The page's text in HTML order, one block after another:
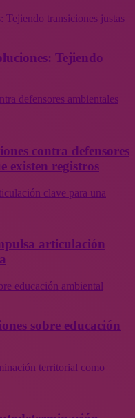
Tejiendo transiciones justas
Tejiendo
defensores ambientales
contra defensores
existen registros
clave para una
articulación
educación ambiental
sobre educación
territorial como